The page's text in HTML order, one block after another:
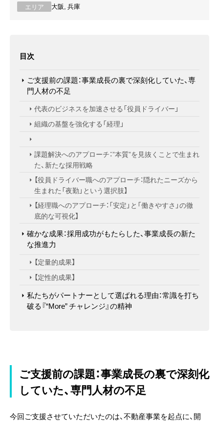
エリア
大阪, 兵庫
目次
ご支援前の課題：事業成長の裏で深刻化していた、専
門人材の不足
代表のビジネスを加速させる「役員ドライバー」
組織の基盤を強化する「経理」
課題解決へのアプローチ：”本質”を見抜くことで生まれ
た、新たな採用戦略
【役員ドライバー職へのアプローチ：隠れたニーズから
生まれた「夜勤」という選択肢】
【経理職へのアプローチ：「安定」と「働きやすさ」の徹
底的な可視化】
確かな成果：採用成功がもたらした、事業成長の新た
な推進力
【定量的成果】
【定性的成果】
私たちがパートナーとして選ばれる理由：常識を打ち
破る『“More” チャレンジ』の精神
ご支援前の課題：事業成長の裏で深刻化
していた、専門人材の不足
今回ご支援させていただいたのは、不動産事業を起点に、開